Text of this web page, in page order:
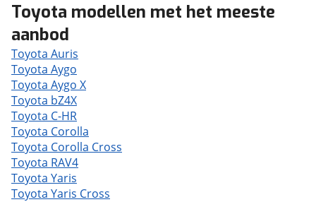
Toyota modellen met het meeste
aanbod
Toyota Auris
Toyota Aygo
Toyota Aygo X
Toyota bZ4X
Toyota C-HR
Toyota Corolla
Toyota Corolla Cross
Toyota RAV4
Toyota Yaris
Toyota Yaris Cross